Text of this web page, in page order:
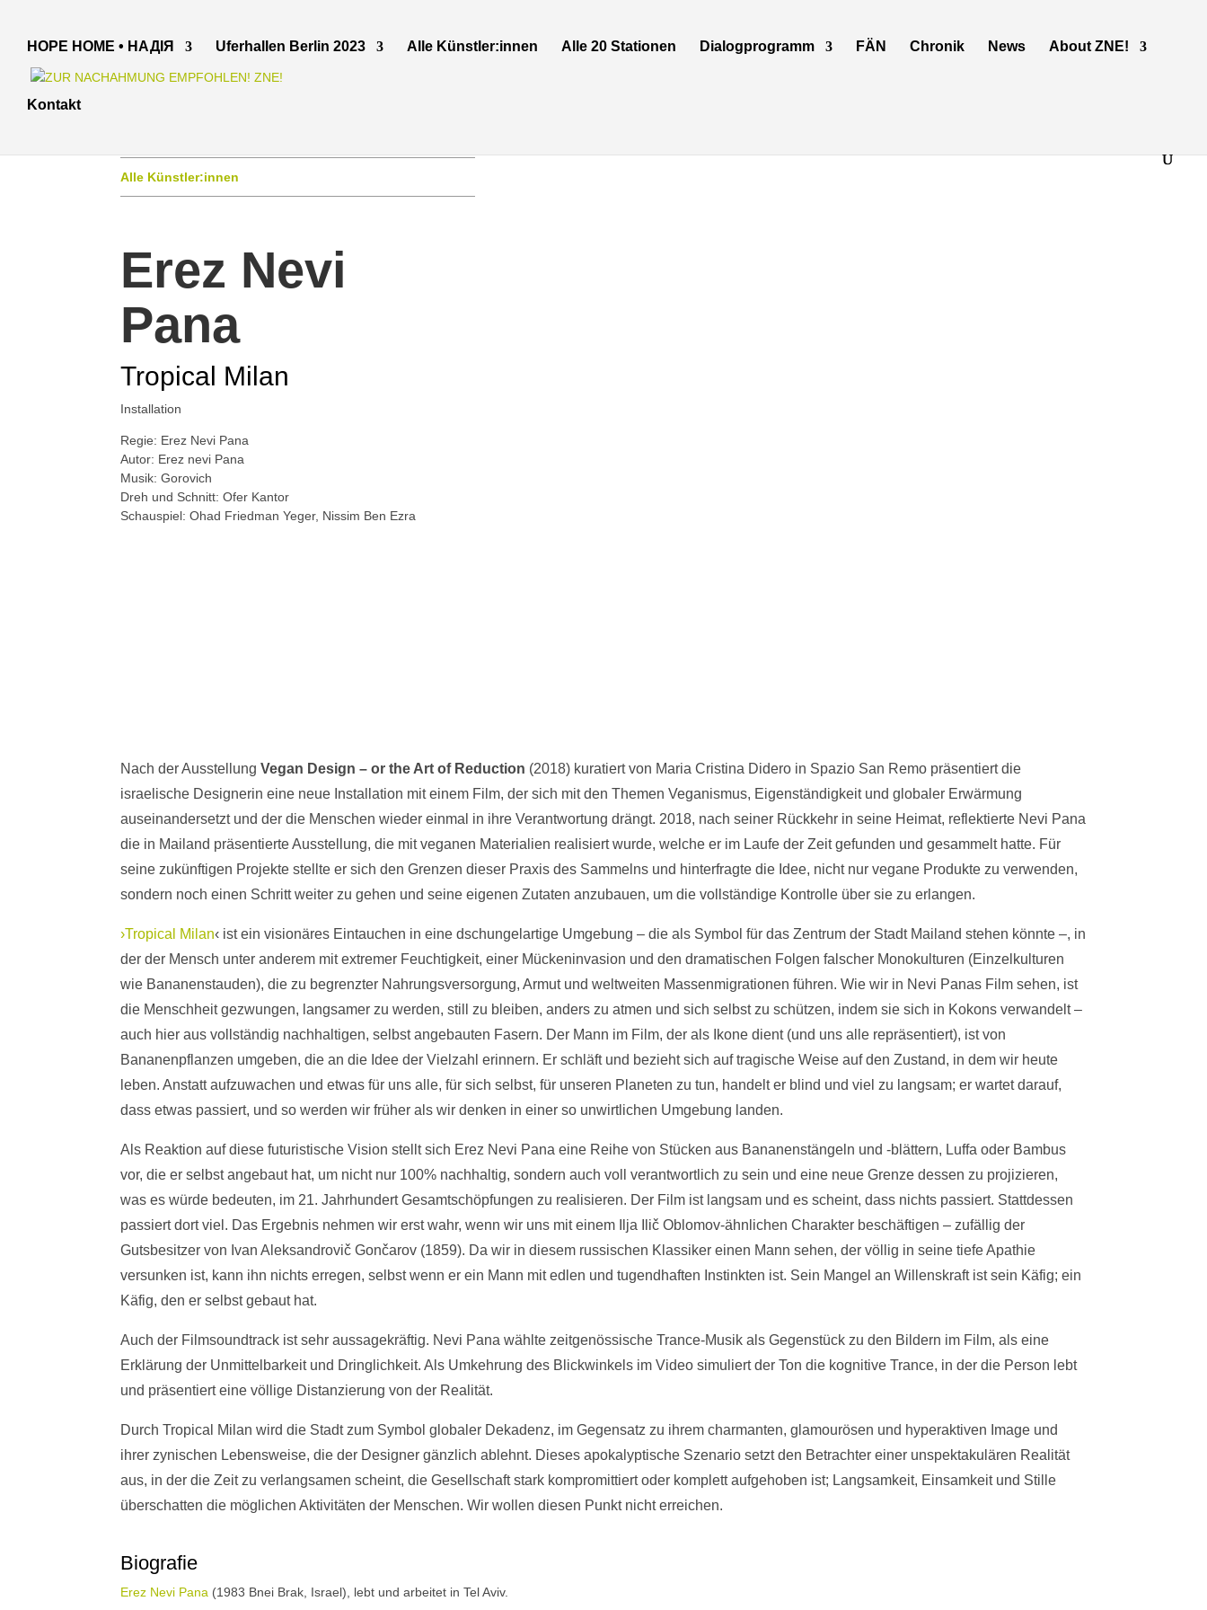
HOPE HOME • НАДІЯ Uferhallen Berlin 2023 Alle Künstler:innen Alle 20 Stationen Dialogprogramm FÄN Chronik News About ZNE!
Kontakt
Alle Künstler:innen
Erez Nevi
Pana
Tropical Milan
Installation
Regie: Erez Nevi Pana
Autor: Erez nevi Pana
Musik: Gorovich
Dreh und Schnitt: Ofer Kantor
Schauspiel: Ohad Friedman Yeger, Nissim Ben Ezra
Nach der AusstellungVegan Design – or the Art of Reduction (2018) kuratiert von Maria Cristina Didero in Spazio San Remo präsentiert die
israelische Designerin eine neue Installation mit einem Film, der sich mit den Themen Veganismus, Eigenständigkeit und globaler Erwärmung
auseinandersetzt und der die Menschen wieder einmal in ihre Verantwortung drängt. 2018, nach seiner Rückkehr in seine Heimat, reflektierte Nevi Pana
die in Mailand präsentierte Ausstellung, die mit veganen Materialien realisiert wurde, welche er im Laufe der Zeit gefunden und gesammelt hatte. Für
seine zukünftigen Projekte stellte er sich den Grenzen dieser Praxis des Sammelns und hinterfragte die Idee, nicht nur vegane Produkte zu verwenden,
sondern noch einen Schritt weiter zu gehen und seine eigenen Zutaten anzubauen, um die vollständige Kontrolle über sie zu erlangen.
›Tropical Milan‹ ist ein visionäres Eintauchen in eine dschungelartige Umgebung – die als Symbol für das Zentrum der Stadt Mailand stehen könnte –, in
der der Mensch unter anderem mit extremer Feuchtigkeit, einer Mückeninvasion und den dramatischen Folgen falscher Monokulturen (Einzelkulturen
wie Bananenstauden), die zu begrenzter Nahrungsversorgung, Armut und weltweiten Massenmigrationen führen. Wie wir in Nevi Panas Film sehen, ist
die Menschheit gezwungen, langsamer zu werden, still zu bleiben, anders zu atmen und sich selbst zu schützen, indem sie sich in Kokons verwandelt –
auch hier aus vollständig nachhaltigen, selbst angebauten Fasern. Der Mann im Film, der als Ikone dient (und uns alle repräsentiert), ist von
Bananenpflanzen umgeben, die an die Idee der Vielzahl erinnern. Er schläft und bezieht sich auf tragische Weise auf den Zustand, in dem wir heute
leben. Anstatt aufzuwachen und etwas für uns alle, für sich selbst, für unseren Planeten zu tun, handelt er blind und viel zu langsam; er wartet darauf,
dass etwas passiert, und so werden wir früher als wir denken in einer so unwirtlichen Umgebung landen.
Als Reaktion auf diese futuristische Vision stellt sich Erez Nevi Pana eine Reihe von Stücken aus Bananenstängeln und -blättern, Luffa oder Bambus
vor, die er selbst angebaut hat, um nicht nur 100% nachhaltig, sondern auch voll verantwortlich zu sein und eine neue Grenze dessen zu projizieren,
was es würde bedeuten, im 21. Jahrhundert Gesamtschöpfungen zu realisieren. Der Film ist langsam und es scheint, dass nichts passiert. Stattdessen
passiert dort viel. Das Ergebnis nehmen wir erst wahr, wenn wir uns mit einem Ilja Ilič Oblomov-ähnlichen Charakter beschäftigen – zufällig der
Gutsbesitzer von Ivan Aleksandrovič Gončarov (1859). Da wir in diesem russischen Klassiker einen Mann sehen, der völlig in seine tiefe Apathie
versunken ist, kann ihn nichts erregen, selbst wenn er ein Mann mit edlen und tugendhaften Instinkten ist. Sein Mangel an Willenskraft ist sein Käfig; ein
Käfig, den er selbst gebaut hat.
Auch der Filmsoundtrack ist sehr aussagekräftig. Nevi Pana wählte zeitgenössische Trance-Musik als Gegenstück zu den Bildern im Film, als eine
Erklärung der Unmittelbarkeit und Dringlichkeit. Als Umkehrung des Blickwinkels im Video simuliert der Ton die kognitive Trance, in der die Person lebt
und präsentiert eine völlige Distanzierung von der Realität.
Durch Tropical Milan wird die Stadt zum Symbol globaler Dekadenz, im Gegensatz zu ihrem charmanten, glamourösen und hyperaktiven Image und
ihrer zynischen Lebensweise, die der Designer gänzlich ablehnt. Dieses apokalyptische Szenario setzt den Betrachter einer unspektakulären Realität
aus, in der die Zeit zu verlangsamen scheint, die Gesellschaft stark kompromittiert oder komplett aufgehoben ist; Langsamkeit, Einsamkeit und Stille
überschatten die möglichen Aktivitäten der Menschen. Wir wollen diesen Punkt nicht erreichen.
Biografie
Erez Nevi Pana (1983 Bnei Brak, Israel), lebt und arbeitet in Tel Aviv.